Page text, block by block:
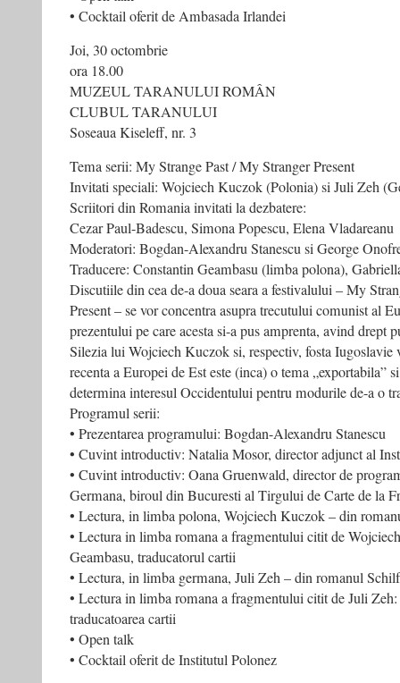
• Cocktail oferit de Ambasada Irlandei
Joi, 30 octombrie
ora 18.00
MUZEUL TARANULUI ROMÂN
CLUBUL TARANULUI
Soseaua Kiseleff, nr. 3
Tema serii: My Strange Past / My Stranger Present
Invitati speciali: Wojciech Kuczok (Polonia) si Juli Zeh
Scriitori din Romania invitati la dezbatere:
Cezar Paul-Badescu, Simona Popescu, Elena Vladareanu
Moderatori: Bogdan-Alexandru Stanescu si George
Traducere: Constantin Geambasu (limba polona),
Discutiile din cea de-a doua seara a festivalului – My
Present – se vor concentra asupra trecutului comunist al
prezentului pe care acesta si-a pus amprenta, avind drept
Silezia lui Wojciech Kuczok si, respectiv, fosta Iugoslavie
recenta a Europei de Est este (inca) o tema „exportabila”
determina interesul Occidentului pentru modurile de-a o
Programul serii:
• Prezentarea programului: Bogdan-Alexandru Stanescu
• Cuvint introductiv: Natalia Mosor, director adjunct al
• Cuvint introductiv: Oana Gruenwald, director de
Germana, biroul din Bucuresti al Tirgului de Carte de la
• Lectura, in limba polona, Wojciech Kuczok – din
• Lectura in limba romana a fragmentului citit de
Geambasu, traducatorul cartii
• Lectura, in limba germana, Juli Zeh – din romanul Schilf
• Lectura in limba romana a fragmentului citit de Juli
traducatoarea cartii
• Open talk
• Cocktail oferit de Institutul Polonez